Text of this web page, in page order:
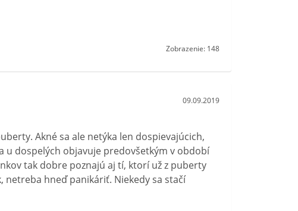
Zobrazenie: 148
09.09.2019
Akné sa ale netýka len dospievajúcich,
u dospelých objavuje predovšetkým v období
tak dobre poznajú aj tí, ktorí už z puberty
netreba hneď panikáriť. Niekedy sa stačí